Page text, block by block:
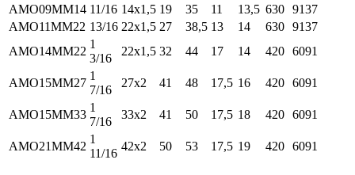
AMO09MM14 11/16 14x1,5 19 35 11 13,5 630 9137
AMO11MM22 13/16 22x1,5 27 38,5 13 14 630 9137
AMO14MM22
1
3/16
22x1,5 32 44 17 14 420 6091
AMO15MM27
1
7/16
27x2 41 48 17,5 16 420 6091
AMO15MM33
1
7/16
33x2 41 50 17,5 18 420 6091
AMO21MM42
1
11/16
42x2 50 53 17,5 19 420 6091